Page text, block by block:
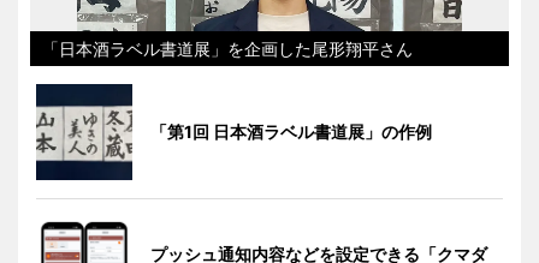
「日本酒ラベル書道展」を企画した尾形翔平さん
「第1回 日本酒ラベル書道展」の作例
プッシュ通知内容などを設定できる「クマダ